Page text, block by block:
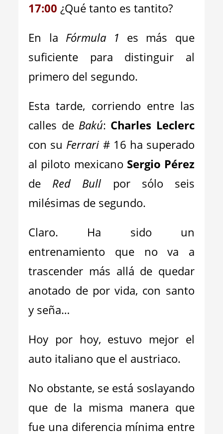
17:00 ¿Qué tanto es tantito?
En la Fórmula 1 es más que
suficiente para distinguir al
primero del segundo.
Esta tarde, corriendo entre las
calles de Bakú: Charles Leclerc
con su Ferrari # 16 ha superado
al piloto mexicano Sergio Pérez
de Red Bull por sólo seis
milésimas de segundo.
Claro. Ha sido un
entrenamiento que no va a
trascender más allá de quedar
anotado de por vida, con santo
y seña…
Hoy por hoy, estuvo mejor el
auto italiano que el austriaco.
No obstante, se está soslayando
que de la misma manera que
fue una diferencia mínima entre